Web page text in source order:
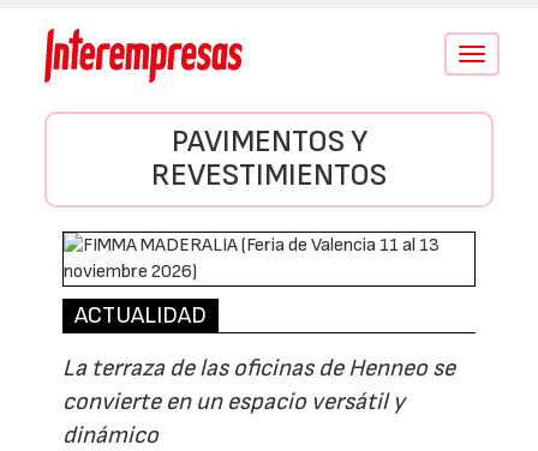
Conmutar
PAVIMENTOS Y
REVESTIMIENTOS
ACTUALIDAD
La terraza de las oficinas de Henneo se
convierte en un espacio versátil y
dinámico